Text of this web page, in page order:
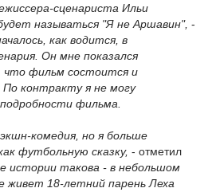
сценариста Ильи
называться "Я не Аршавин", -
как водится, в
Он мне показался
фильм состоится и
контракту я не могу
фильма.
комедия, но я больше
футбольную сказку, - отметил
истории такова - в небольшом
живет 18-летний парень Леха